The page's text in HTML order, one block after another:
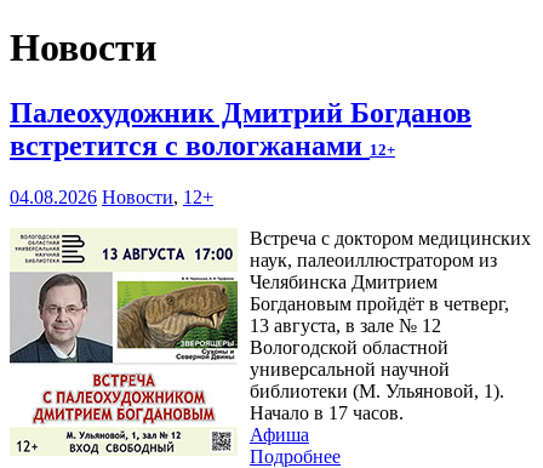
Новости
Палеохудожник Дмитрий Богданов
встретится с вологжанами 12+
04.08.2026 Новости, 12+
Встреча с доктором медицинских
наук, палеоиллюстратором из
Челябинска Дмитрием
Богдановым пройдёт в четверг,
13 августа, в зале № 12
Вологодской областной
универсальной научной
библиотеки (М. Ульяновой, 1).
Начало в 17 часов.
Афиша
Подробнее